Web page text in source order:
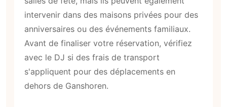
intervenir dans des maisons privées pour des
anniversaires ou des événements familiaux.
Avant de finaliser votre réservation, vérifiez
avec le DJ si des frais de transport
s'appliquent pour des déplacements en
dehors de Ganshoren.